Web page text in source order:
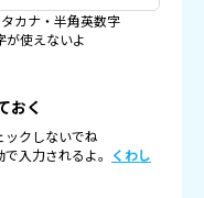
カナ・半角英数字
使えないよ
おく
クしないでね
入力されるよ。 くわし